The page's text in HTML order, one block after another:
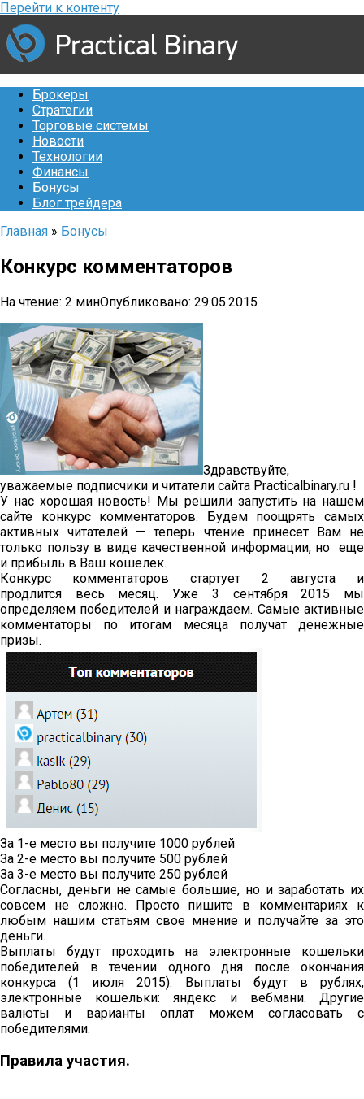
Перейти к контенту
Брокеры
Стратегии
Торговые системы
Новости
Технологии
Финансы
Бонусы
Блог трейдера
Главная » Бонусы
Конкурс комментаторов
На чтение: 2 минОпубликовано: 29.05.2015
Здравствуйте,
уважаемые подписчики и читатели сайта Practicalbinary.ru !
У нас хорошая новость! Мы решили запустить на нашем
сайте конкурс комментаторов. Будем поощрять самых
активных читателей — теперь чтение принесет Вам не
только пользу в виде качественной информации, но еще
и прибыль в Ваш кошелек.
Конкурс комментаторов стартует 2 августа и
продлится весь месяц. Уже 3 сентября 2015 мы
определяем победителей и награждаем. Самые активные
комментаторы по итогам месяца получат денежные
призы.
За 1-е место вы получите 1000 рублей
За 2-е место вы получите 500 рублей
За 3-е место вы получите 250 рублей
Согласны, деньги не самые большие, но и заработать их
совсем не сложно. Просто пишите в комментариях к
любым нашим статьям свое мнение и получайте за это
деньги.
Выплаты будут проходить на электронные кошельки
победителей в течении одного дня после окончания
конкурса (1 июля 2015). Выплаты будут в рублях,
электронные кошельки: яндекс и вебмани. Другие
валюты и варианты оплат можем согласовать с
победителями.
Правила участия.